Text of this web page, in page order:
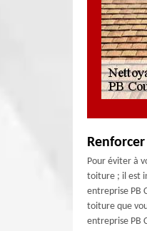
Pour éviter à
toiture ; il est
entreprise PB
toiture que
entreprise PB